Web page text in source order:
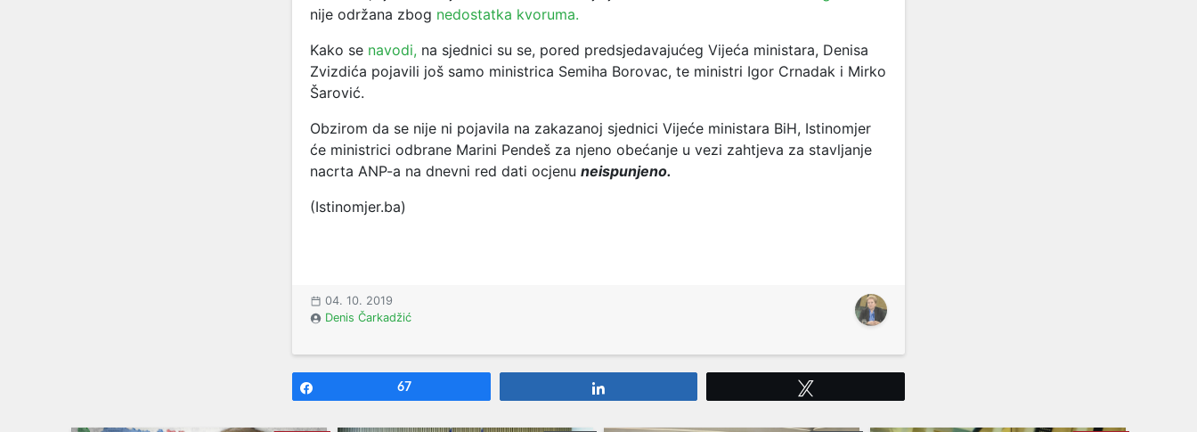
nije održana zbog nedostatka kvoruma.
Kako se navodi, na sjednici su se, pored predsjedavajućeg Vijeća ministara, Denisa
Zvizdića pojavili još samo ministrica Semiha Borovac, te ministri Igor Crnadak i Mirko
Šarović.
Obzirom da se nije ni pojavila na zakazanoj sjednici Vijeće ministara BiH, Istinomjer
će ministrici odbrane Marini Pendeš za njeno obećanje u vezi zahtjeva za stavljanje
nacrta ANP-a na dnevni red dati ocjenu neispunjeno.
(Istinomjer.ba)
04. 10. 2019
Denis Čarkadžić
67